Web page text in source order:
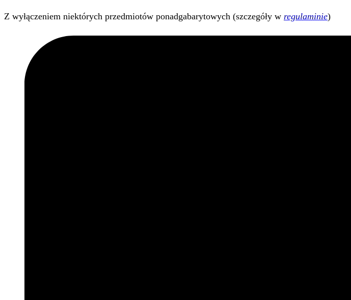
Z wyłączeniem niektórych przedmiotów ponadgabarytowych (szczegóły w regulaminie)